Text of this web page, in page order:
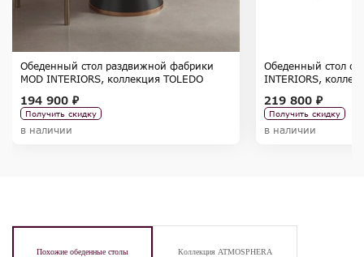
Обеденный стол раздвижной фабрики
MOD INTERIORS, коллекция TOLEDO
194 900 ₽
Получить скидку
в наличии
Обеденный стол
INTERIORS,
219 800 ₽
Получить скидку
в наличии
Похожие обеденные столы Коллекция ATMOSPHERA